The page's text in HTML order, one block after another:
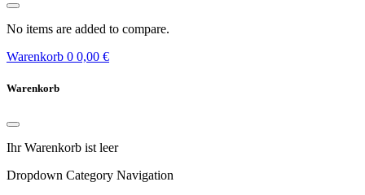
No items are added to compare.
Warenkorb 0 0,00 €
Warenkorb
Ihr Warenkorb ist leer
Dropdown Category Navigation